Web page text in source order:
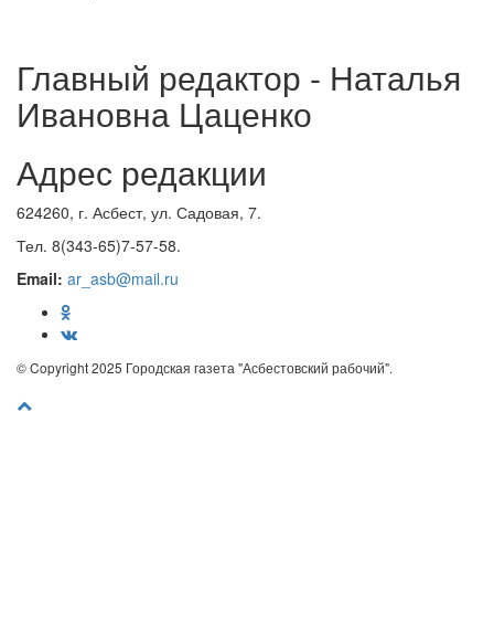
Главный редактор - Наталья
Ивановна Цаценко
Адрес редакции
624260, г. Асбест, ул. Садовая, 7.
Тел. 8(343-65)7-57-58.
Email: ar_asb@mail.ru
© Copyright 2025 Городская газета "Асбестовский рабочий".